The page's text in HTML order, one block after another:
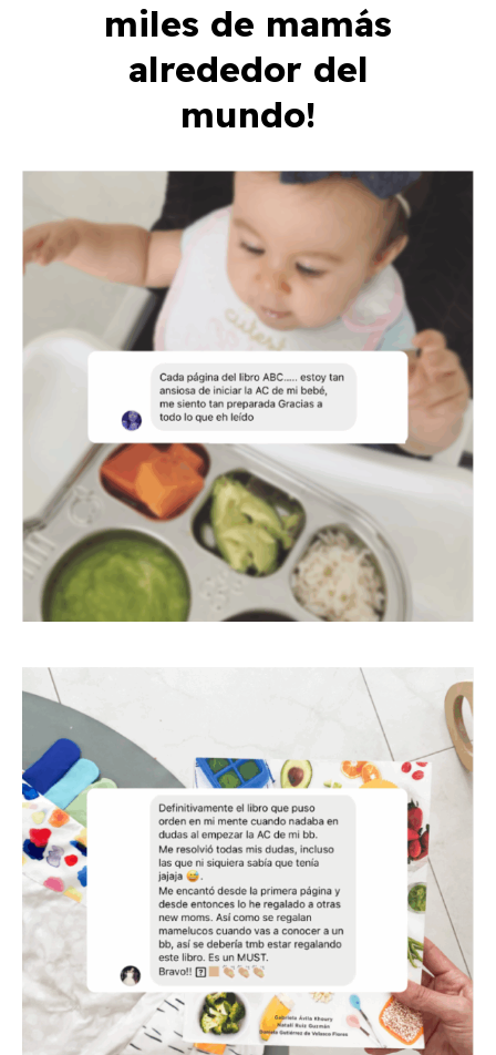
miles de mamás
alrededor del
mundo!